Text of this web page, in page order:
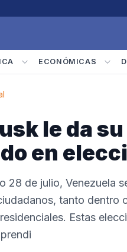
ECONÓMICAS
le da
en
28 de julio, Venezuela
tanto dentro
Estas